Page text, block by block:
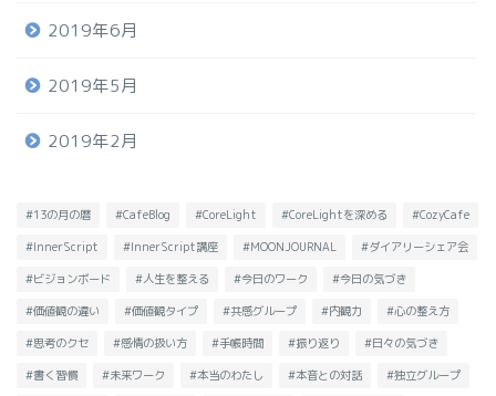
2019年6月
2019年5月
2019年2月
#13の月の暦 #CafeBlog #CoreLight #CoreLightを深める #CozyCafe
#InnerScript #InnerScript講座 #MOONJOURNAL #ダイアリーシェア会
#ビジョンボード #人生を整える #今日のワーク #今日の気づき
#価値観の違い #価値観タイプ #共感グループ #内観力 #心の整え方
#思考のクセ #感情の扱い方 #手帳時間 #振り返り #日々の気づき
#書く習慣 #未来ワーク #本当のわたし #本音との対話 #独立グループ